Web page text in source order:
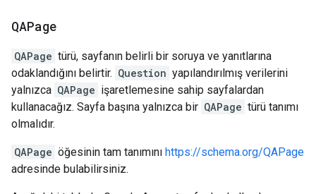
QAPage
QAPage türü, sayfanın belirli bir soruya ve yanıtlarına
odaklandığını belirtir. Question yapılandırılmış verilerini
yalnızca QAPage işaretlemesine sahip sayfalardan
kullanacağız. Sayfa başına yalnızca bir QAPage türü tanımı
olmalıdır.
QAPage öğesinin tam tanımını https://schema.org/QAPage
adresinde bulabilirsiniz.